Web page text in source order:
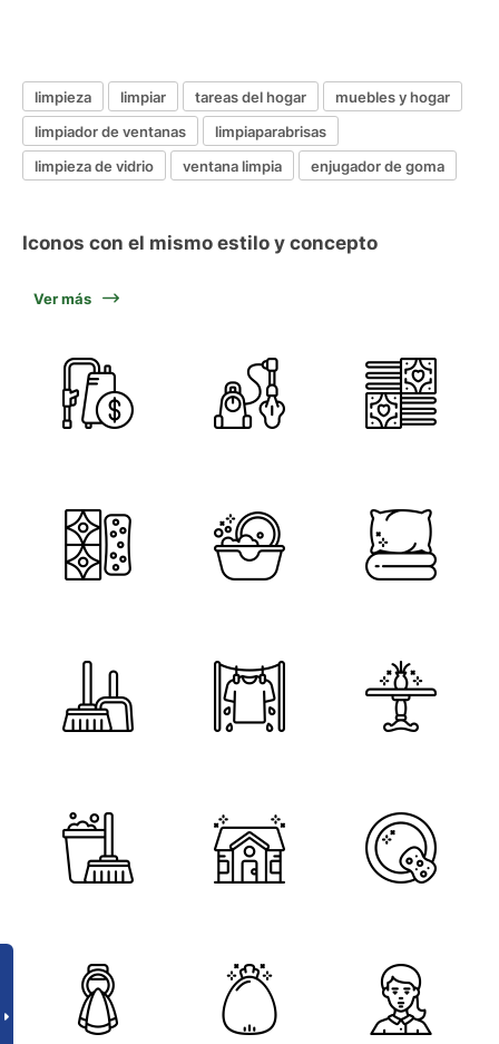
limpieza limpiar tareas del hogar
muebles y hogar
limpiador de ventanas
limpiaparabrisas
limpieza de vidrio
ventana limpia enjugador de goma
Iconos con el mismo estilo y concepto
Ver más